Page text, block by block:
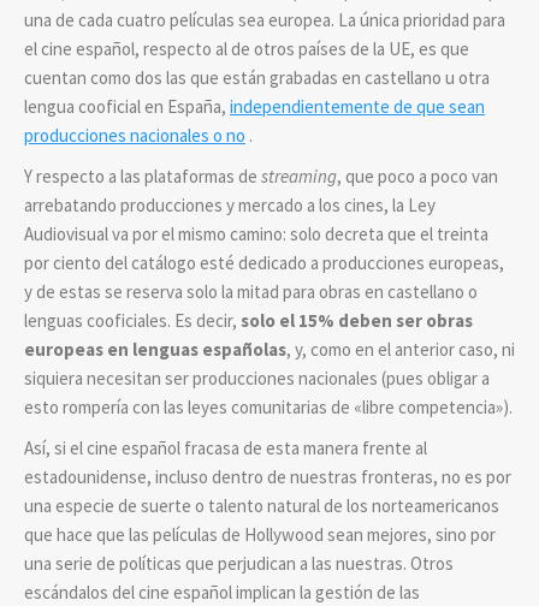
una de cada cuatro películas sea europea. La única prioridad para
el cine español, respecto al de otros países de la UE, es que
cuentan como dos las que están grabadas en castellano u otra
lengua cooficial en España, independientemente de que sean
producciones nacionales o no .
Y respecto a las plataformas de streaming, que poco a poco van
arrebatando producciones y mercado a los cines, la Ley
Audiovisual va por el mismo camino: solo decreta que el treinta
por ciento del catálogo esté dedicado a producciones europeas,
y de estas se reserva solo la mitad para obras en castellano o
lenguas cooficiales. Es decir, solo el 15% deben ser obras
europeas en lenguas españolas, y, como en el anterior caso, ni
siquiera necesitan ser producciones nacionales (pues obligar a
esto rompería con las leyes comunitarias de «libre competencia»).
Así, si el cine español fracasa de esta manera frente al
estadounidense, incluso dentro de nuestras fronteras, no es por
una especie de suerte o talento natural de los norteamericanos
que hace que las películas de Hollywood sean mejores, sino por
una serie de políticas que perjudican a las nuestras. Otros
escándalos del cine español implican la gestión de las